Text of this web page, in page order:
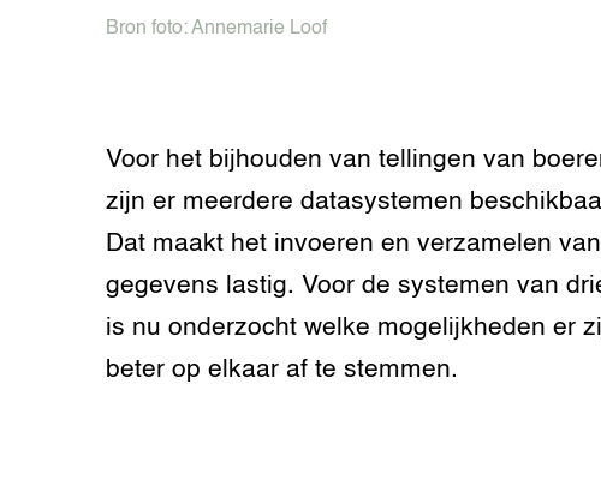
Foodsector
Integraal Aanpakken
Technologie
klimaatadaptatie
CoE Groen
Invasieve exoten
Bron foto:Annemarie Loof
Voor het bijhouden van tellingen van
zijn er meerdere datasystemen
Dat maakt het invoeren en verzamelen
gegevens lastig. Voor de systemen van
is nu onderzocht welke mogelijkheden er
beter op elkaar af te stemmen.